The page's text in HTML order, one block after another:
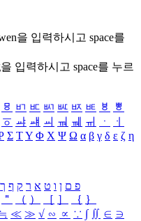
을 입력하시고 space를
을 입력하시고 space를 누르
ㅱ ㅲ ㅳ ㅴ ㅵ ㅶ ㅷ ㅸ
ㅹ
ㆆ ㆇ ㆈ ㆉ ㆊ ㆋ ㆌ ㆍ
ㆎ
Σ ΤΥ Φ Χ Ψ Ω α β γ δ ε ζ η
פ ם ן ו ט א ר ק ף ך
＂ （ ） ［ ］ ｛ ｝
≒ ≪ ≫ √ ∽ ∝ ∵ ∫ ∬ ∈ ∋